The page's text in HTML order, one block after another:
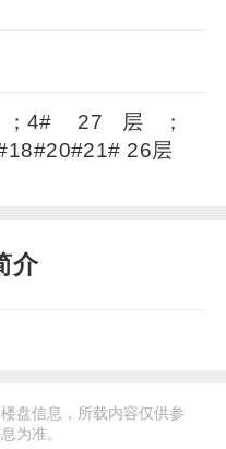
4# 27层；
26层
介
盘信息，所载内容仅供参
为准。